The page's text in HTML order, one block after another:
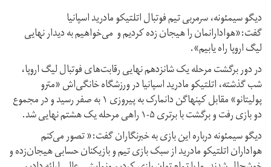
دیگو سیمئونه، سرمربی تیم فوتبال اتلتیکو مادرید اسپانیا
گفت:«هوادارانمان را هیجان زده کردیم و می‌خواهیم به دیدار نهایی
لیگ اروپا راه یابیم».
در دور برگشت مرحله یک شانزدهم نهایی رقابت‌های فوتبال لیگ اروپا،
شب گذشته، اتلتیکو مادرید اسپانیا در ورزشگاه خانگی‌اش «مترو
پولیتانو» مقابل کپنهاگن دانمارک به پیروزی ۱ به صفر رسید و در مجموع
دو بازی رفت و برگشت با برتری ۵-۱ راهی مرحله یک هشتم نهایی شد.
دیگو سیمئونه درباره این بازی به خبرنگاران گفت:« تصور می‌کنم
هواداران اتلتیکو مادرید از سبک بازی تیم و بازیکنان حسابی هیجان‌زده و